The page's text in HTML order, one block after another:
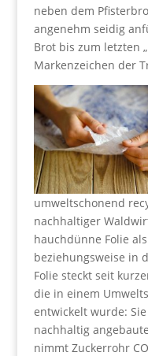
neben dem
angenehm seidig
Brot bis zum letzten
Markenzeichen der
umweltschonend
nachhaltiger
hauchdünne Folie
beziehungsweise in
Folie steckt seit
die in einem
entwickelt wurde:
nachhaltig
nimmt Zuckerrohr